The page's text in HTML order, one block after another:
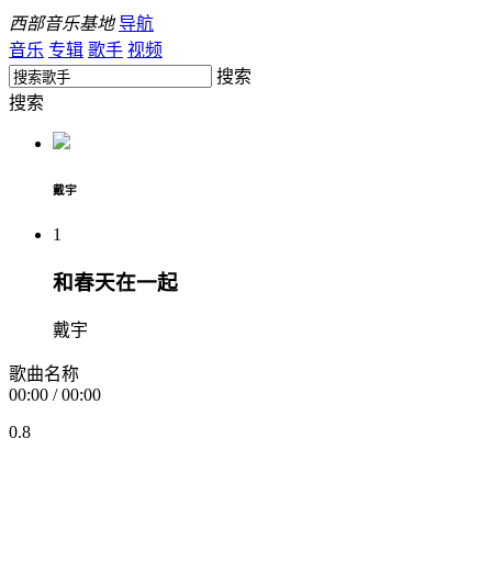
西部音乐基地 导航
音乐 专辑 歌手 视频
搜索
搜索
戴宇
1
和春天在一起
戴宇
歌曲名称
00:00 /00:00
0.8